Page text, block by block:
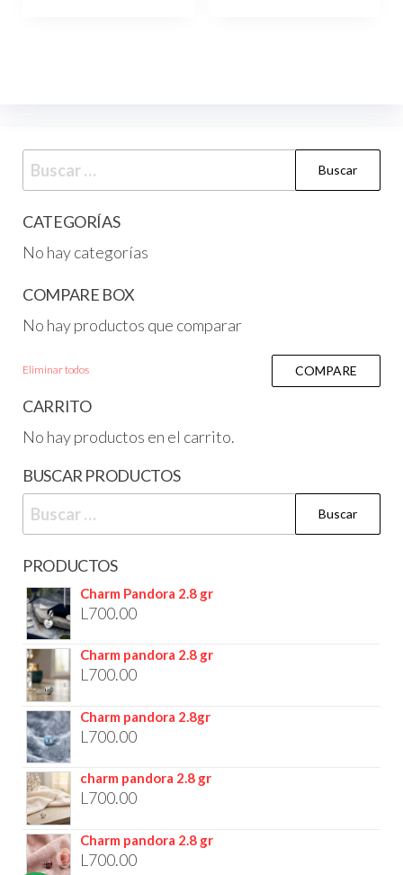
CATEGORÍAS
No hay categorías
COMPARE BOX
No hay productos que comparar
Eliminar todos COMPARE
CARRITO
No hay productos en el carrito.
BUSCAR PRODUCTOS
PRODUCTOS
Charm Pandora 2.8 gr
L 700.00
Charm pandora 2.8 gr
L 700.00
Charm pandora 2.8gr
L 700.00
charm pandora 2.8 gr
L 700.00
Charm pandora 2.8 gr
L 700.00